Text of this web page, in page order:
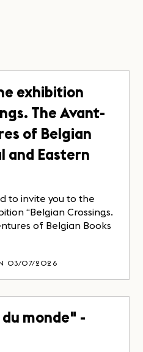
exhibition
The Avant-
of Belgian
and Eastern
to invite you to the
“Belgian Crossings.
of Belgian Books
03/07/2026
monde" -